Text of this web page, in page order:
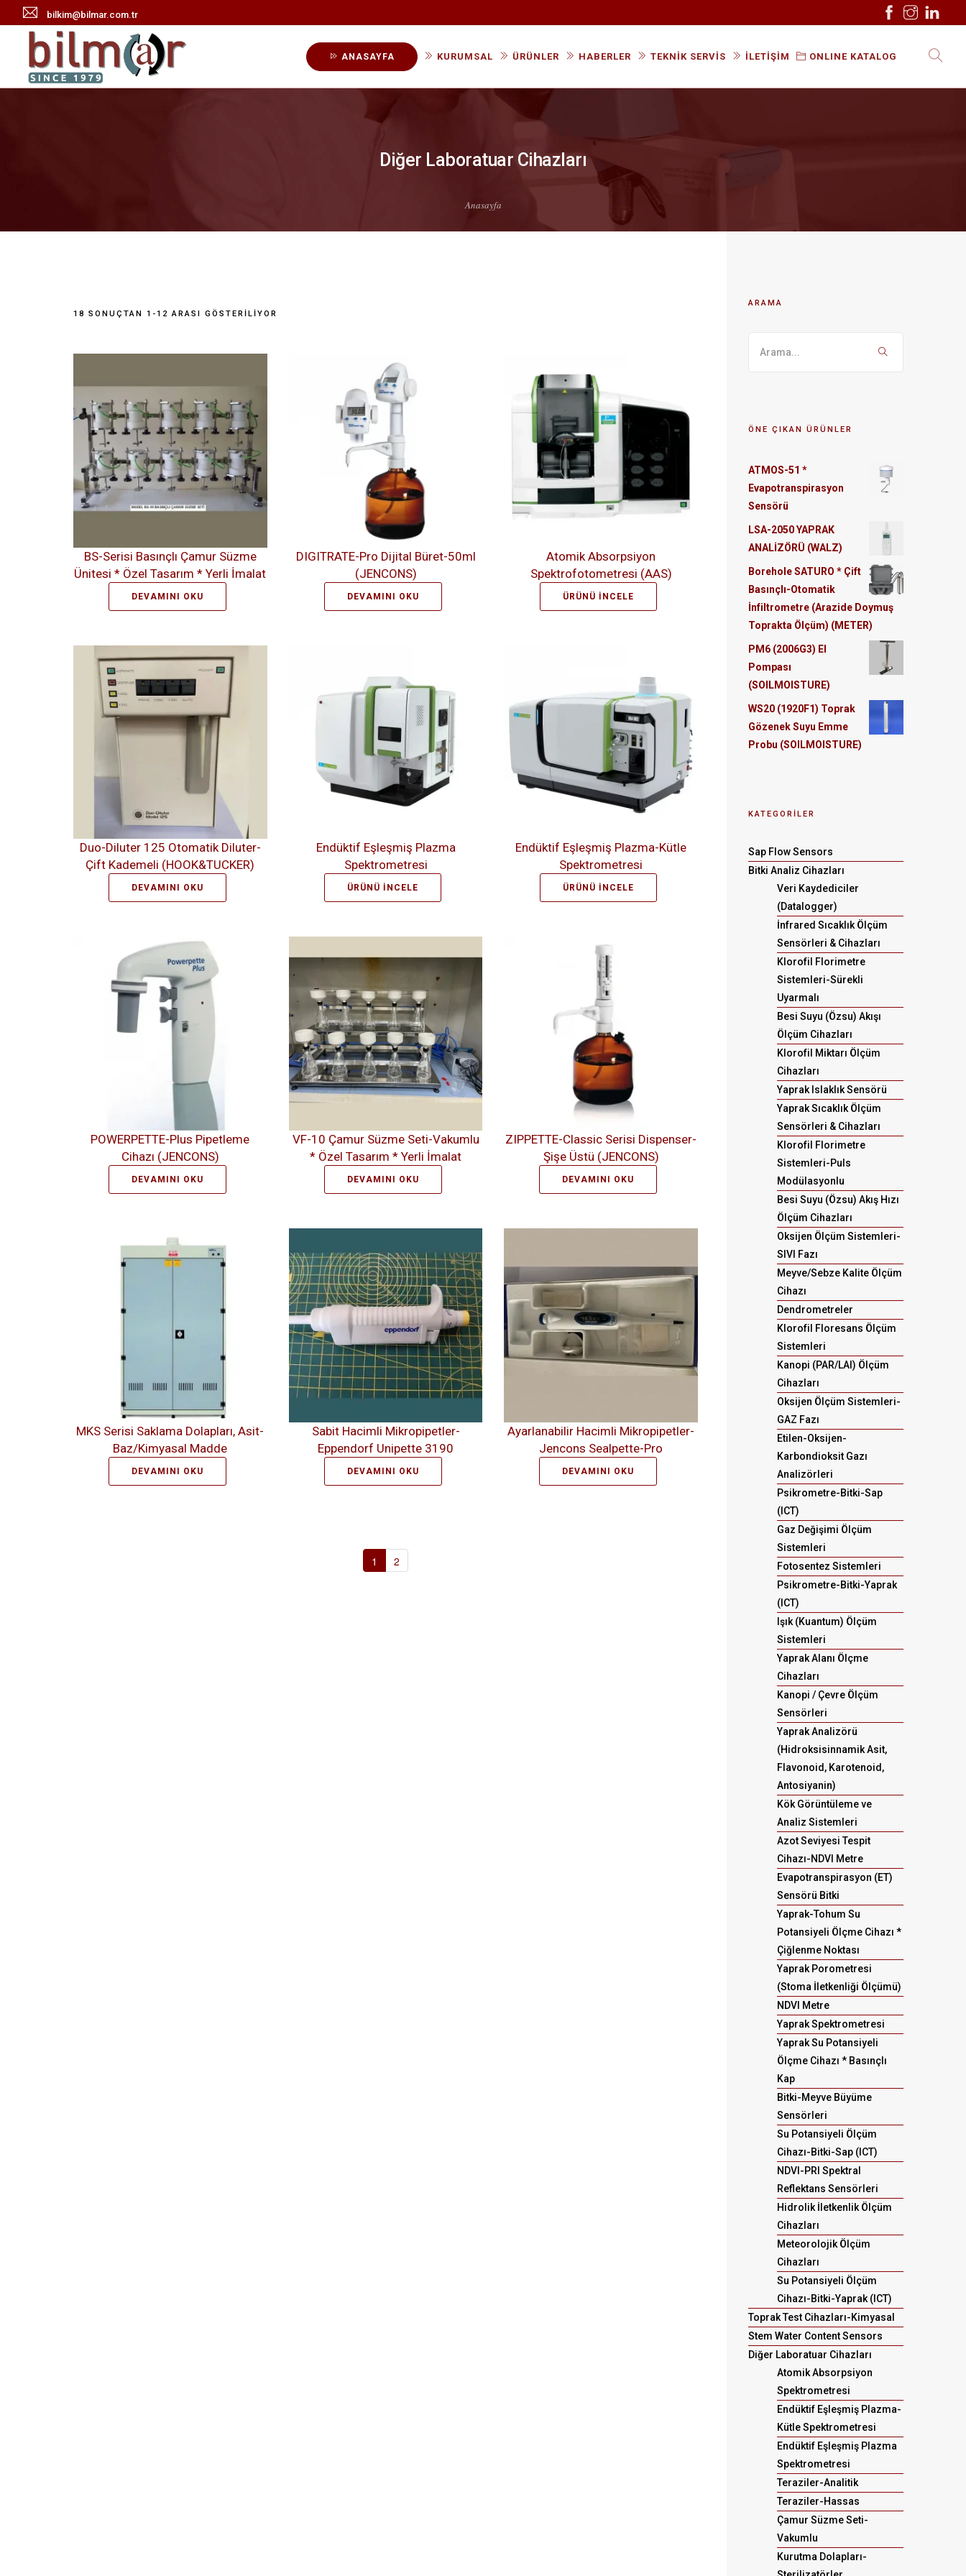
bilkim@bilmar.com.tr
ANASAYFA KURUMSAL ÜRÜNLER
Kategorilere Göre Ürünler
Üreticilere Göre Ürünler
HABERLER TEKNİK SERVİS İLETİŞİM ONLINE KATALOG
Diğer Laboratuar Cihazları
Anasayfa
18 SONUÇTAN 1-12 ARASI GÖSTERILIYOR
BS-Serisi Basınçlı Çamur Süzme
Ünitesi * Özel Tasarım * Yerli İmalat
DEVAMINI OKU
DIGITRATE-Pro Dijital Büret-50ml
(JENCONS)
DEVAMINI OKU
Atomik Absorpsiyon
Spektrofotometresi (AAS)
ÜRÜNÜ İNCELE
Duo-Diluter 125 Otomatik Diluter-
Çift Kademeli (HOOK&TUCKER)
DEVAMINI OKU
Endüktif Eşleşmiş Plazma
Spektrometresi
ÜRÜNÜ İNCELE
Endüktif Eşleşmiş Plazma-Kütle
Spektrometresi
ÜRÜNÜ İNCELE
POWERPETTE-Plus Pipetleme
Cihazı (JENCONS)
DEVAMINI OKU
VF-10 Çamur Süzme Seti-Vakumlu
* Özel Tasarım * Yerli İmalat
DEVAMINI OKU
ZIPPETTE-Classic Serisi Dispenser-
Şişe Üstü (JENCONS)
DEVAMINI OKU
MKS Serisi Saklama Dolapları, Asit-
Baz/Kimyasal Madde
DEVAMINI OKU
Sabit Hacimli Mikropipetler-
Eppendorf Unipette 3190
DEVAMINI OKU
Ayarlanabilir Hacimli Mikropipetler-
Jencons Sealpette-Pro
DEVAMINI OKU
1 2
ARAMA
ÖNE ÇIKAN ÜRÜNLER
ATMOS-51 *
Evapotranspirasyon
Sensörü
LSA-2050 YAPRAK
ANALİZÖRÜ (WALZ)
Borehole SATURO * Çift
Basınçlı-Otomatik
İnfiltrometre (Arazide Doymuş
Toprakta Ölçüm) (METER)
PM6 (2006G3) El
Pompası
(SOILMOISTURE)
WS20 (1920F1) Toprak
Gözenek Suyu Emme
Probu (SOILMOISTURE)
KATEGORİLER
Sap Flow Sensors
Bitki Analiz Cihazları
Veri Kaydediciler
(Datalogger)
İnfrared Sıcaklık Ölçüm
Sensörleri & Cihazları
Klorofil Florimetre
Sistemleri-Sürekli
Uyarmalı
Besi Suyu (Özsu) Akışı
Ölçüm Cihazları
Klorofil Miktarı Ölçüm
Cihazları
Yaprak Islaklık Sensörü
Yaprak Sıcaklık Ölçüm
Sensörleri & Cihazları
Klorofil Florimetre
Sistemleri-Puls
Modülasyonlu
Besi Suyu (Özsu) Akış Hızı
Ölçüm Cihazları
Oksijen Ölçüm Sistemleri-
SIVI Fazı
Meyve/Sebze Kalite Ölçüm
Cihazı
Dendrometreler
Klorofil Floresans Ölçüm
Sistemleri
Kanopi (PAR/LAI) Ölçüm
Cihazları
Oksijen Ölçüm Sistemleri-
GAZ Fazı
Etilen-Oksijen-
Karbondioksit Gazı
Analizörleri
Psikrometre-Bitki-Sap
(ICT)
Gaz Değişimi Ölçüm
Sistemleri
Fotosentez Sistemleri
Psikrometre-Bitki-Yaprak
(ICT)
Işık (Kuantum) Ölçüm
Sistemleri
Yaprak Alanı Ölçme
Cihazları
Kanopi / Çevre Ölçüm
Sensörleri
Yaprak Analizörü
(Hidroksisinnamik Asit,
Flavonoid, Karotenoid,
Antosiyanin)
Kök Görüntüleme ve
Analiz Sistemleri
Azot Seviyesi Tespit
Cihazı-NDVI Metre
Evapotranspirasyon (ET)
Sensörü Bitki
Yaprak-Tohum Su
Potansiyeli Ölçme Cihazı *
Çiğlenme Noktası
Yaprak Porometresi
(Stoma İletkenliği Ölçümü)
NDVI Metre
Yaprak Spektrometresi
Yaprak Su Potansiyeli
Ölçme Cihazı * Basınçlı
Kap
Bitki-Meyve Büyüme
Sensörleri
Su Potansiyeli Ölçüm
Cihazı-Bitki-Sap (ICT)
NDVI-PRI Spektral
Reflektans Sensörleri
Hidrolik İletkenlik Ölçüm
Cihazları
Meteorolojik Ölçüm
Cihazları
Su Potansiyeli Ölçüm
Cihazı-Bitki-Yaprak (ICT)
Toprak Test Cihazları-Kimyasal
Stem Water Content Sensors
Diğer Laboratuar Cihazları
Atomik Absorpsiyon
Spektrometresi
Endüktif Eşleşmiş Plazma-
Kütle Spektrometresi
Endüktif Eşleşmiş Plazma
Spektrometresi
Teraziler-Analitik
Teraziler-Hassas
Çamur Süzme Seti-
Vakumlu
Kurutma Dolapları-